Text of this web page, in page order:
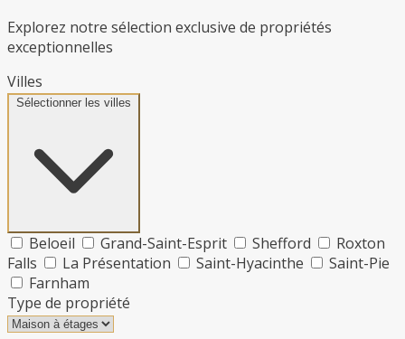
Explorez notre sélection exclusive de propriétés
exceptionnelles
Villes
Sélectionner les villes
Beloeil Grand-Saint-Esprit Shefford
Roxton
Falls
La Présentation Saint-Hyacinthe
Saint-Pie
Farnham
Type de propriété